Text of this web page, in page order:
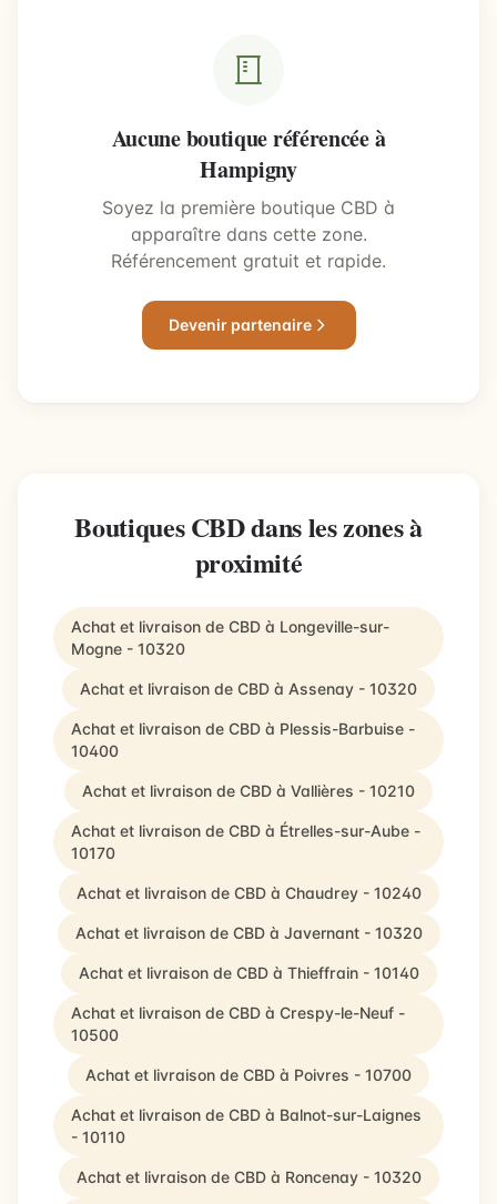
Aucune boutique référencée à
Hampigny
Soyez la première boutique CBD à
apparaître dans cette zone.
Référencement gratuit et rapide.
Devenir partenaire
Boutiques CBD dans les zones à
proximité
Achat et livraison de CBD à Longeville-sur-
Mogne - 10320
Achat et livraison de CBD à Assenay - 10320
Achat et livraison de CBD à Plessis-Barbuise -
10400
Achat et livraison de CBD à Vallières - 10210
Achat et livraison de CBD à Étrelles-sur-Aube -
10170
Achat et livraison de CBD à Chaudrey - 10240
Achat et livraison de CBD à Javernant - 10320
Achat et livraison de CBD à Thieffrain - 10140
Achat et livraison de CBD à Crespy-le-Neuf -
10500
Achat et livraison de CBD à Poivres - 10700
Achat et livraison de CBD à Balnot-sur-Laignes
- 10110
Achat et livraison de CBD à Roncenay - 10320